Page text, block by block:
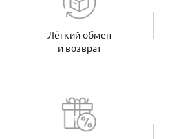
Лёгкий обмен
и возврат